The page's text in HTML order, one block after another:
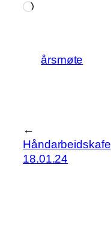
Laster
årsmøte
←
Håndarbeidskafe
18.01.24